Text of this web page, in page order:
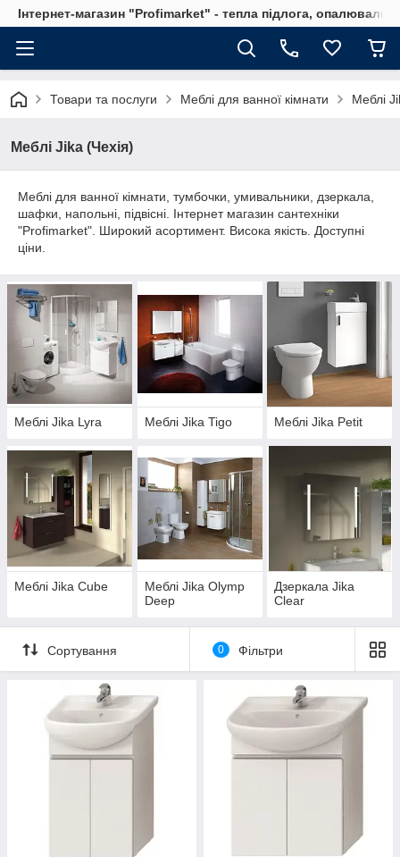
Інтернет-магазин "Profimarket" - тепла підлога,
Товари та послуги Меблі для ванної кімнати Меблі
Меблі Jika (Чехія)
Меблі для ванної кімнати, тумбочки, умивальники, дзеркала,
шафки, напольні, підвісні. Інтернет магазин сантехніки
"Profimarket". Широкий асортимент. Висока якість. Доступні
ціни.
Меблі Jika Lyra Меблі Jika Tigo Меблі Jika Petit
Меблі Jika Cube
Меблі Jika Olymp
Deep
Дзеркала Jika
Clear
Сортування 0 Фільтри